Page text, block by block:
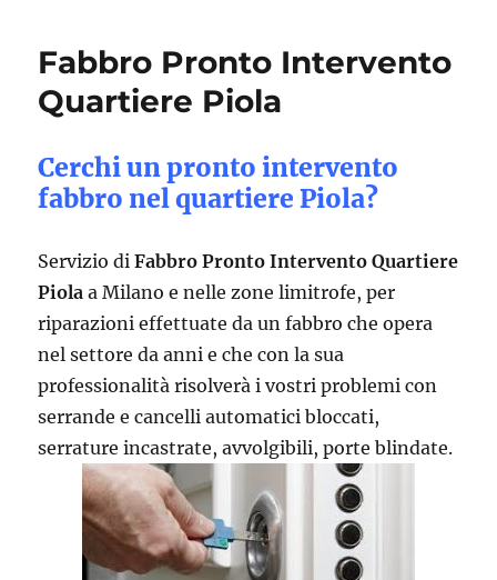
Fabbro Pronto Intervento
Quartiere Piola
Cerchi un pronto intervento
fabbro nel quartiere Piola?
Servizio diFabbro Pronto Intervento Quartiere
Piola a Milano e nelle zone limitrofe, per
riparazioni effettuate da un fabbro che opera
nel settore da anni e che con la sua
professionalità risolverà i vostri problemi con
serrande e cancelli automatici bloccati,
serrature incastrate, avvolgibili, porte blindate.